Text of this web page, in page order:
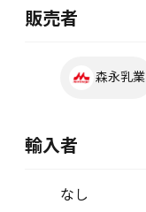
販売者
森永乳業
輸入者
なし